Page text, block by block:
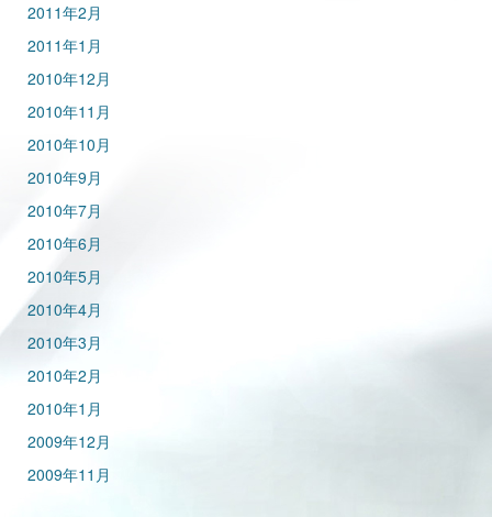
2011年2月
2011年1月
2010年12月
2010年11月
2010年10月
2010年9月
2010年7月
2010年6月
2010年5月
2010年4月
2010年3月
2010年2月
2010年1月
2009年12月
2009年11月